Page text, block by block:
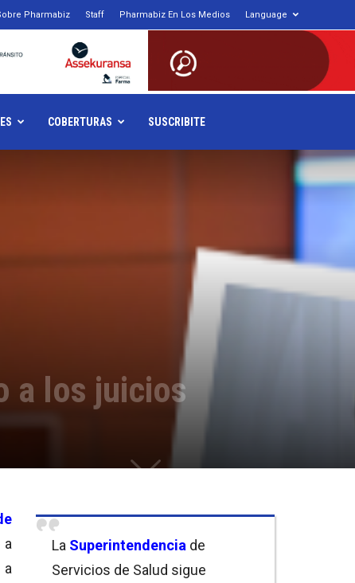
Pharmabiz Staff Pharmabiz En Los Medios Language
COBERTURAS SUSCRIBITE
a los juicios
La Superintendencia de
Servicios de Salud sigue
a